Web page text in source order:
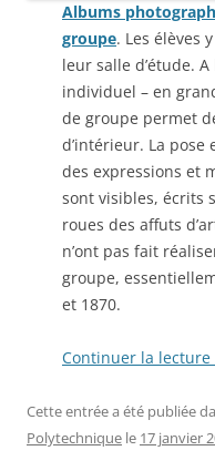
Albums
groupe. Les élèves
leur salle d’étude.
individuel – en
de groupe permet
d’intérieur. La pose
des expressions et
sont visibles, écrits
roues des affuts
n’ont pas fait
groupe,
et 1870.
Continuer la lecture
Cette entrée a été publiée
Polytechnique le 17 janvier